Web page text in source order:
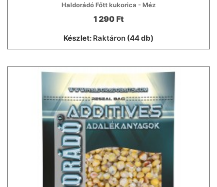
Haldorádó Főtt kukorica - Méz
1 290 Ft
Készlet: Raktáron (44 db)